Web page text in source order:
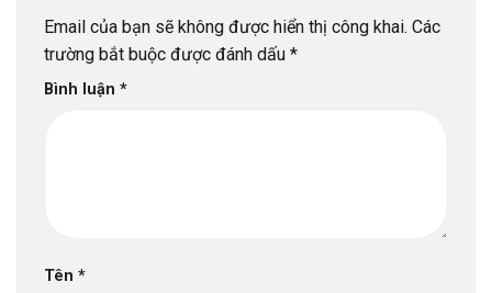
Email của bạn sẽ không được hiển thị công khai. Các
trường bắt buộc được đánh dấu *
Bình luận *
Tên *